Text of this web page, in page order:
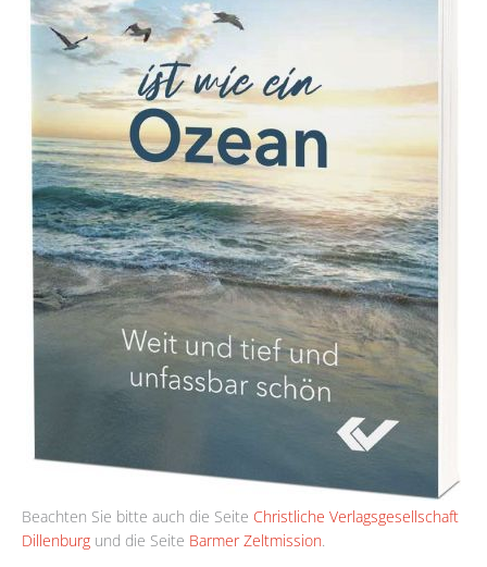
Beachten Sie bitte auch die Seite Christliche Verlagsgesellschaft
Dillenburg und die Seite Barmer Zeltmission